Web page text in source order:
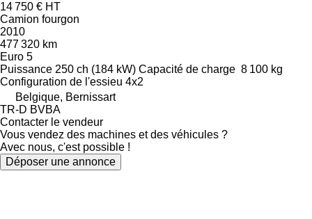
14 750 € HT
Camion fourgon
2010
477 320 km
Euro 5
Puissance 250 ch (184 kW) Capacité de charge 8 100 kg
Configuration de l'essieu 4x2
Belgique, Bernissart
TR-D BVBA
Contacter le vendeur
Vous vendez des machines et des véhicules ?
Avec nous, c'est possible !
Déposer une annonce